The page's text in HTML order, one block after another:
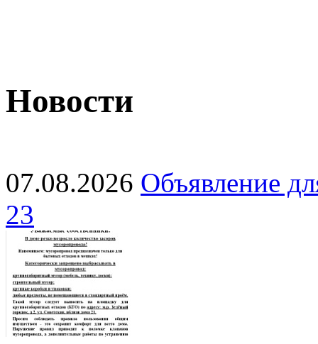
Новости
07.08.2026 Объявление
23